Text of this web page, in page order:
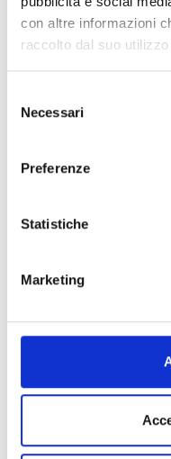
con altre informazioni
raccolto dal suo
delNecessari
Preferenze
Statistiche
Marketing
Produits
Ovales
Ringlet
cône surélevé art.